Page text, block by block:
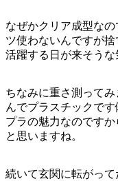
なぜかクリア成型な
ツ使わないんですが
活躍する日が来そうな
ちなみに重さ測って
んでプラスチックで
プラの魅力なのです
と思いますね。
続いて玄関に転がって